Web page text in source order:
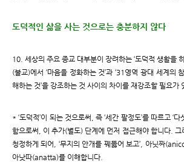
도덕적인 삶을 사는 것으로는 충분하지 않다
10. 세상의 주요 종교 대부분이 장려하는 ‘도덕적 생활을
(불교)에서 ‘마음을 정화하는 것’과 ‘31영역 광대 세계의
해하는 것’을 강조하는 것 사이의 차이를 재강조할 필요가
* ‘도덕적’이 되는 것으로써, 즉 ‘세간 팔정도’를 따르고 ‘다
함으로써, 이 추가(별도) 단계에 먼저 접근해야 합니다. 그
청정하게 되어, ‘무지의 안개를 꿰뚫어 보고’, 아닛짜
아낫따(anatta)를 이해합니다.